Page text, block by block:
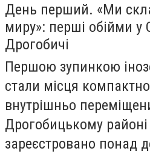
День перший. «Ми
миру»: перші обійми у
Дрогобичі
Першою зупинкою
стали місця
внутрішньо
Дрогобицькому районі
зареєстровано понад